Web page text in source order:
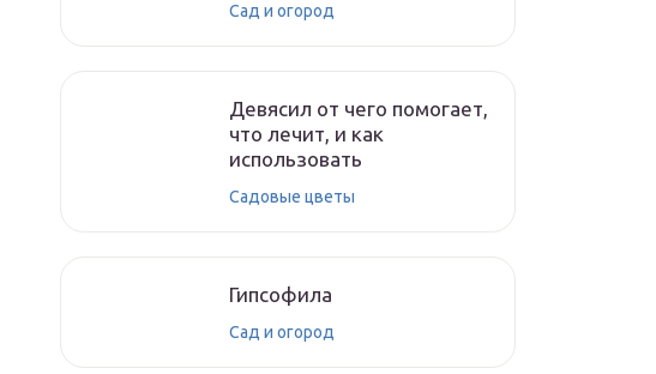
Сад и огород
Девясил от чего помогает,
что лечит, и как
использовать
Садовые цветы
Гипсофила
Сад и огород